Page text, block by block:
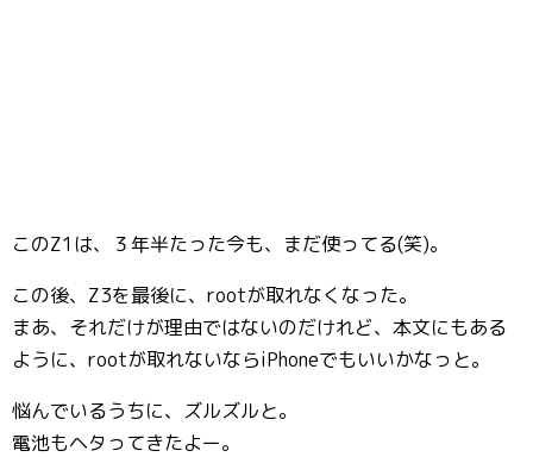
このZ1は、３年半たった今も、まだ使ってる(笑)。
この後、Z3を最後に、rootが取れなくなった。
まあ、それだけが理由ではないのだけれど、本文にもある
ように、rootが取れないならiPhoneでもいいかなっと。
悩んでいるうちに、ズルズルと。
電池もヘタってきたよー。